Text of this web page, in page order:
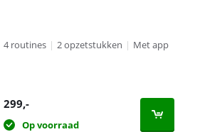
4 routines | 2 opzetstukken | Met app
299,-
Op voorraad